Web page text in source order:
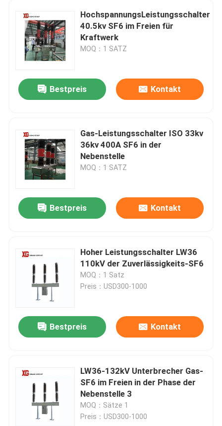
Produkte
Über uns
Fabrik-Ausflug
Treten Sie mit uns in Verbindung
Fordern Sie ein Zitat
Luft-Lasttrennschalter
Netzverteilungs-Schaltanlage
Hochspannungstrennungs-Schalter
HochspannungsLeistungsschalter
40.5kv SF6 im Freien für
Kraftwerk
MOQ：1 SATZ
Bestpreis Kontakt
Gas-Leistungsschalter ISO 33kv
36kv 400A SF6 in der
Nebenstelle
MOQ：1 SATZ
Bestpreis Kontakt
Hoher Leistungsschalter LW36
110kV der Zuverlässigkeits-SF6
MOQ：1 Satz
Preis：USD300-1000
Bestpreis Kontakt
LW36-132kV Unterbrecher Gas-
SF6 im Freien in der Phase der
Nebenstelle 3
MOQ：Sätze 1
Preis：USD300-1000